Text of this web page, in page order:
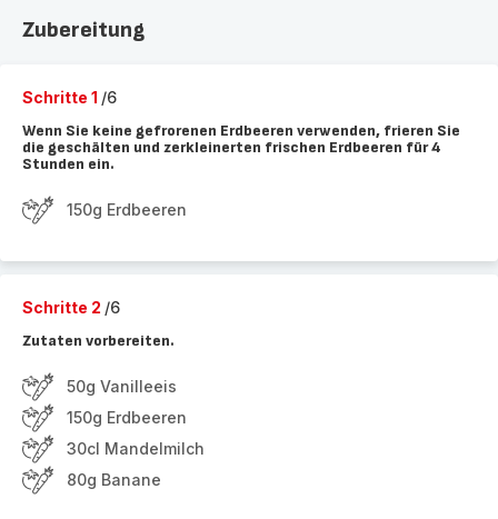
Zubereitung
Schritte 1 /6
Wenn Sie keine gefrorenen Erdbeeren verwenden, frieren Sie
die geschälten und zerkleinerten frischen Erdbeeren für 4
Stunden ein.
150g Erdbeeren
Schritte 2 /6
Zutaten vorbereiten.
50g Vanilleeis
150g Erdbeeren
30cl Mandelmilch
80g Banane